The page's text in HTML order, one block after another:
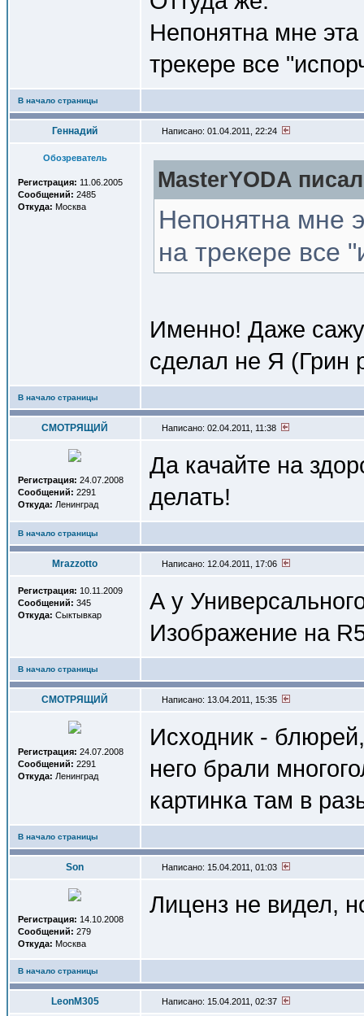
Непонятна мне
трекере все
В начало страницы
Геннадий Написано: 01.04.2011, 22:24
Обозреватель
Регистрация: 11.06.2005
Сообщений: 2485
Откуда: Москва
MasterYODA
Непонятна мне
на трекере все
Именно! Даже
сделал не Я (Грин
В начало страницы
СМОТРЯЩИЙ Написано: 02.04.2011, 11:38
Регистрация: 24.07.2008
Сообщений: 2291
Откуда: Ленинград
Да качайте на
делать!
В начало страницы
Mrazzotto Написано: 12.04.2011, 17:06
Регистрация: 10.11.2009
Сообщений: 345
Откуда: Сыктывкар
А у
Изображение на
В начало страницы
СМОТРЯЩИЙ Написано: 13.04.2011, 15:35
Регистрация: 24.07.2008
Сообщений: 2291
Откуда: Ленинград
Исходник -
него брали
картинка там в
В начало страницы
Son Написано: 15.04.2011, 01:03
Регистрация: 14.10.2008
Сообщений: 279
Откуда: Москва
Лиценз не видел,
В начало страницы
LeonM305 Написано: 15.04.2011, 02:37